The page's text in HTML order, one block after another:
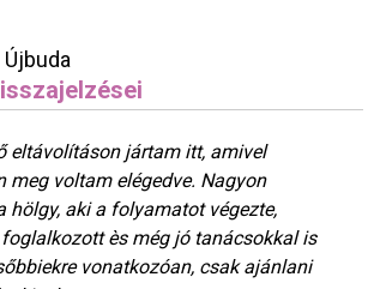
eltávolításon jártam itt, amivel
meg voltam elégedve. Nagyon
hölgy, aki a folyamatot végezte,
ès még jó tanácsokkal is
vonatkozóan, csak ajánlani